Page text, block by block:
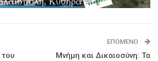
ΕΠΌΜΕΝΟ
Μνήμη και Δικαιοσύνη: Τα